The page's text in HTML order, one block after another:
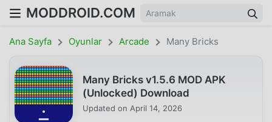
MODDROID.COM
Ana Sayfa Oyunlar Arcade Many Bricks
Many Bricks v1.5.6 MOD APK
(Unlocked) Download
Updated on April 14, 2026